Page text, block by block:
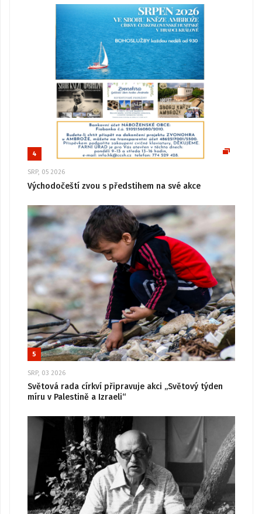
4
SRP, 05 2026
Východočeští zvou s předstihem na své akce
5
SRP, 03 2026
Světová rada církví připravuje akci „Světový týden
míru v Palestině a Izraeli“